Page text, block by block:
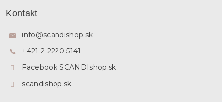
Kontakt
info@scandishop.sk
+421 2 2220 5141
Facebook SCANDIshop.sk
scandishop.sk